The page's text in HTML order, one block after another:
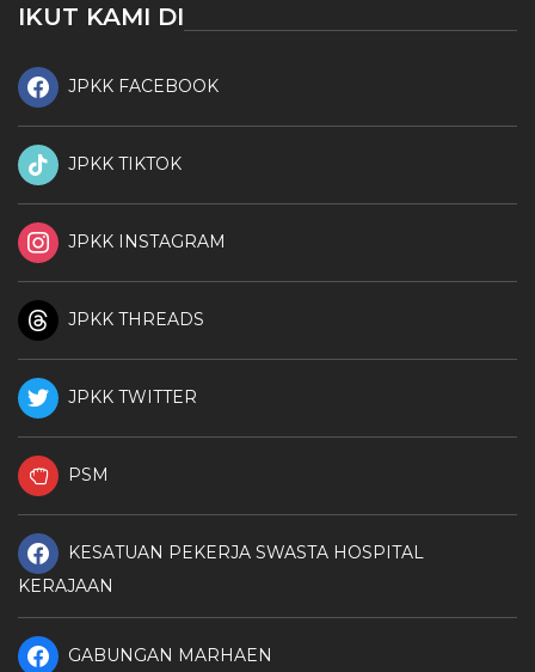
IKUT KAMI DI
JPKK FACEBOOK
JPKK TIKTOK
JPKK INSTAGRAM
JPKK THREADS
JPKK TWITTER
PSM
KESATUAN PEKERJA SWASTA HOSPITAL
KERAJAAN
GABUNGAN MARHAEN